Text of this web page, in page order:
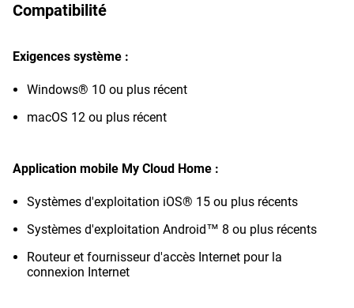
Compatibilité
Exigences système :
Windows® 10 ou plus récent
macOS 12 ou plus récent
Application mobile My Cloud Home :
Systèmes d'exploitation iOS® 15 ou plus récents
Systèmes d'exploitation Android™ 8 ou plus récents
Routeur et fournisseur d'accès Internet pour la
connexion Internet